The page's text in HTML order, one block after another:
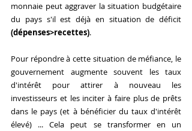
monnaie peut aggraver la situation budgétaire
(dépenses>recettes).
Pour répondre à cette situation de méfiance, le
gouvernement augmente souvent les taux
d'intérêt pour attirer à nouveau les
investisseurs et les inciter à faire plus de prêts
dans le pays (et à bénéficier du taux d'intérêt
élevé) ... Cela peut se transformer en un